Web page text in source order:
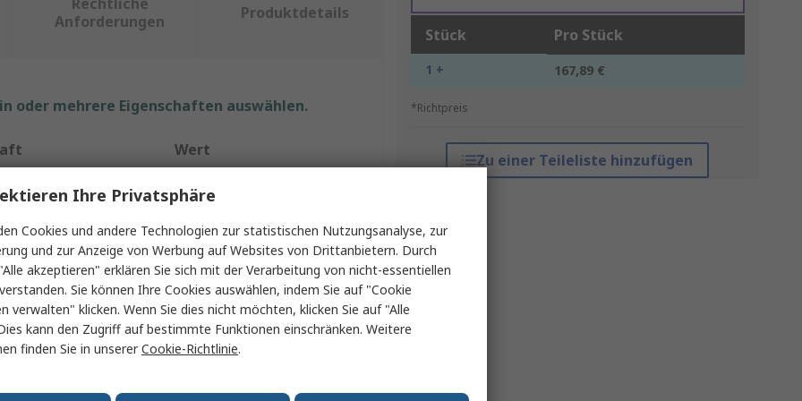
Stück Pro Stück
1 + 167,89 €
*Richtpreis
Zu einer Teileliste hinzufügen
Anforderungen
Produktdetails
oder mehrere Eigenschaften auswählen.
Wert
Tractel
XL
Auffanggurt
150kg
Nein
Ihre Privatsphäre
Cookies und andere Technologien zur statistischen Nutzungsanalyse, zur
und zur Anzeige von Werbung auf Websites von Drittanbietern. Durch
akzeptieren" erklären Sie sich mit der Verarbeitung von nicht-essentiellen
Sie können Ihre Cookies auswählen, indem Sie auf "Cookie
verwalten" klicken. Wenn Sie dies nicht möchten, klicken Sie auf "Alle
kann den Zugriff auf bestimmte Funktionen einschränken. Weitere
finden Sie in unsererCookie-Richtlinie.